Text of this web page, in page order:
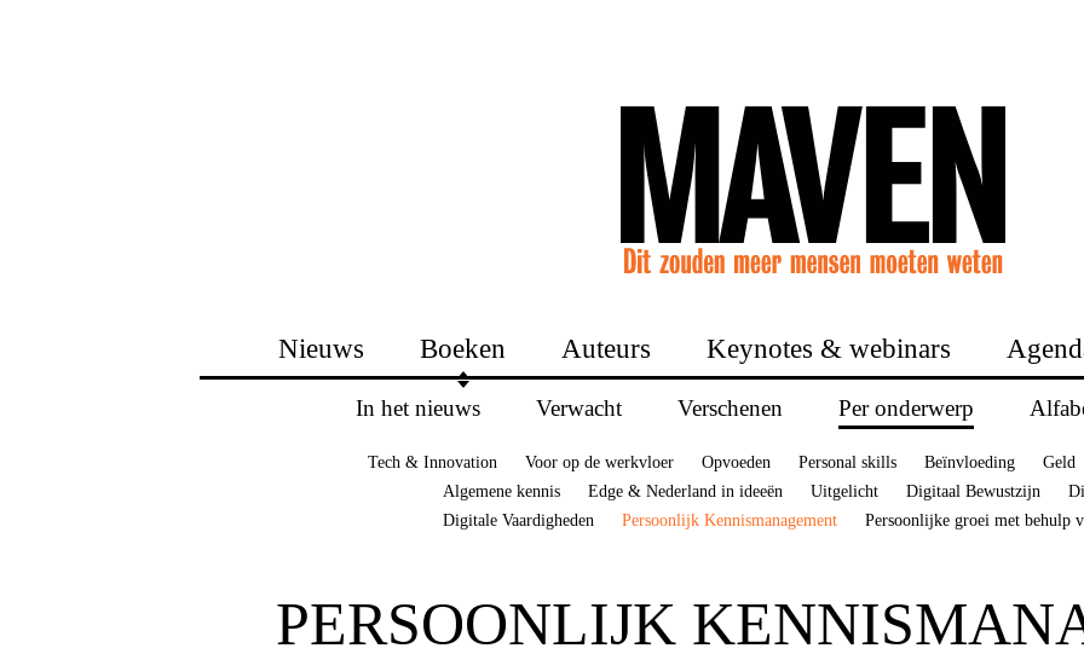
Nieuws Boeken
In het nieuws Verwacht Verschenen Per onderwerp
Auteurs Keynotes & webinars
Tech & Innovation Voor op de werkvloer Opvoeden Personal skills Beïnvloeding Geld
Algemene kennis
Edge & Nederland in ideeën Uitgelicht Digitaal Bewustzijn
Digitale Vaardigheden
Persoonlijk Kennismanagement Persoonlijke groei met behulp
PERSOONLIJK